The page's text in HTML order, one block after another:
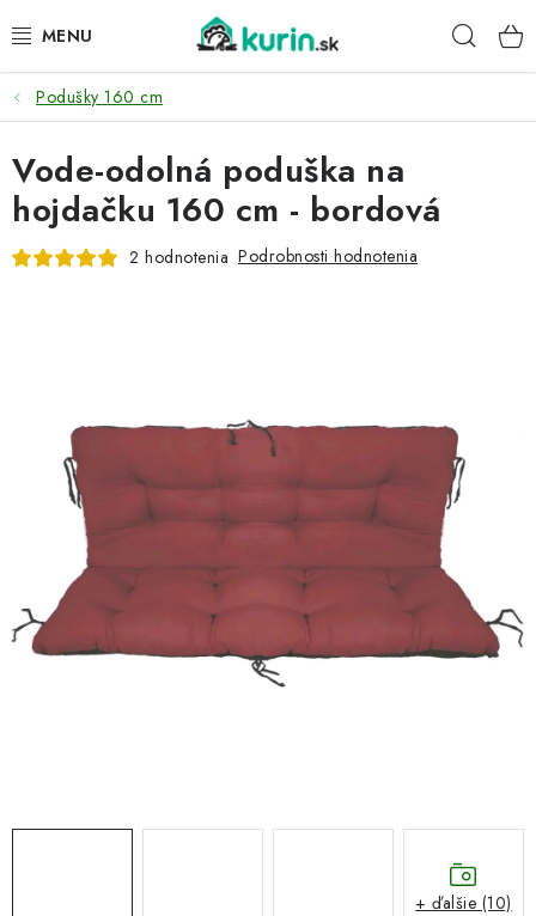
na
PRE HYDINU
PRE PSY
PRE ZAJACE
PRE VTÁKY
DARČEKOVÝ POUKAZ
Náš príbeh od začiatku
Blog
Hodnotenie obchodu
Obchodné podmienky
Pravidlá súťaží na Facebooku
Podušky 160 cm
Vode-odolná poduška na
hojdačku 160 cm - bordová
2 hodnotenia Podrobnosti hodnotenia
+ ďalšie (10)